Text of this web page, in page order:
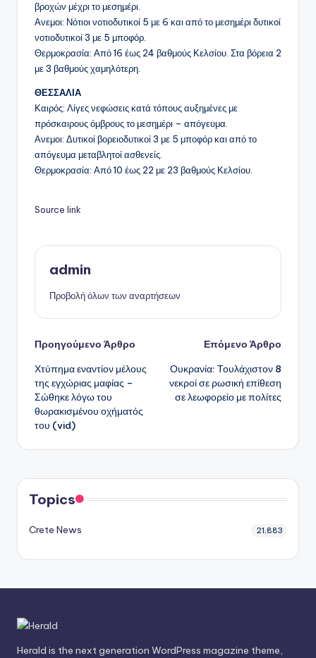
βροχών μέχρι το μεσημέρι.
Ανεμοι: Νότιοι νοτιοδυτικοί 5 με 6 και από το μεσημέρι δυτικοί
νοτιοδυτικοί 3 με 5 μποφόρ.
Θερμοκρασία: Από 16 έως 24 βαθμούς Κελσίου. Στα βόρεια 2
με 3 βαθμούς χαμηλότερη.
ΘΕΣΣΑΛΙΑ
Καιρός: Λίγες νεφώσεις κατά τόπους αυξημένες με
πρόσκαιρους όμβρους το μεσημέρι – απόγευμα.
Ανεμοι: Δυτικοί βορειοδυτικοί 3 με 5 μποφόρ και από το
απόγευμα μεταβλητοί ασθενείς.
Θερμοκρασία: Από 10 έως 22 με 23 βαθμούς Κελσίου.
Source link
admin
Προβολή όλων των αναρτήσεων
Πλοήγηση
δημοσιεύσεων
Προηγούμενο Άρθρο
Χτύπημα εναντίον μέλους
της εγχώριας μαφίας –
Σώθηκε λόγω του
θωρακισμένου οχήματός
του (vid)
Επόμενο Άρθρο
Ουκρανία: Τουλάχιστον 8
νεκροί σε ρωσική επίθεση
σε λεωφορείο με πολίτες
Topics
Crete News 21,883
Herald is the next generation WordPress magazine theme,